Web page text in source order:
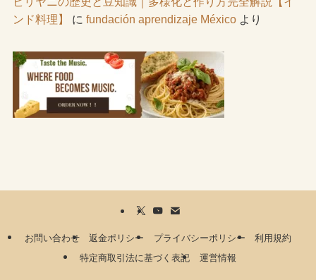
ンド料理】
に fundación aprendizaje Méxicoより
お問い合わせ 返金ポリシー プライバシーポリシー
利用規約
特定商取引法に基づく表記
運営情報